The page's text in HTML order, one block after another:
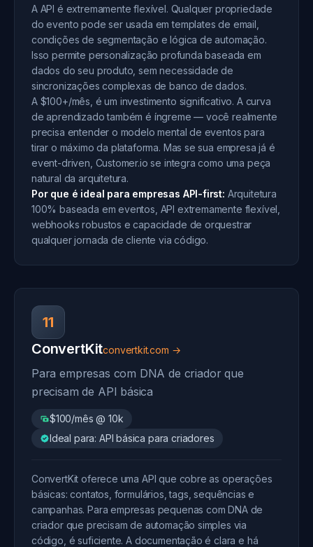
A API é extremamente flexível. Qualquer propriedade
do evento pode ser usada em templates de email,
condições de segmentação e lógica de automação.
Isso permite personalização profunda baseada em
dados do seu produto, sem necessidade de
sincronizações complexas de banco de dados.
A $100+/mês, é um investimento significativo. A curva
de aprendizado também é íngreme — você realmente
precisa entender o modelo mental de eventos para
tirar o máximo da plataforma. Mas se sua empresa já é
event-driven, Customer.io se integra como uma peça
natural da arquitetura.
Por que é ideal para empresas API-first: Arquitetura
100% baseada em eventos, API extremamente flexível,
webhooks robustos e capacidade de orquestrar
qualquer jornada de cliente via código.
11
ConvertKitconvertkit.com →
Para empresas com DNA de criador que
precisam de API básica
$100/mês @ 10k
Ideal para: API básica para criadores
ConvertKit oferece uma API que cobre as operações
básicas: contatos, formulários, tags, sequências e
campanhas. Para empresas pequenas com DNA de
criador que precisam de automação simples via
código, é suficiente. A documentação é clara e há